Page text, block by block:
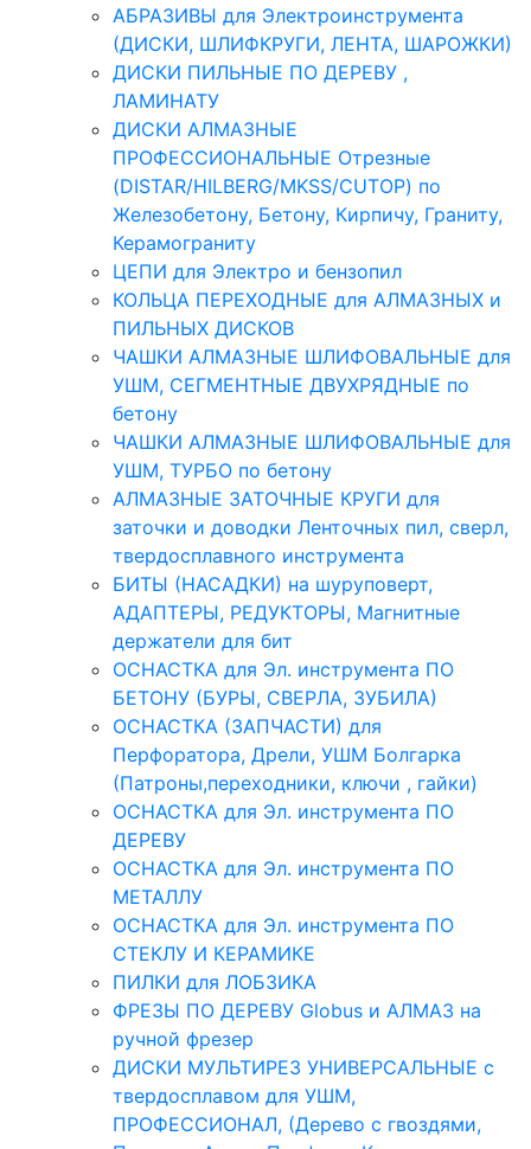
АБРАЗИВЫ для Электроинструмента
(ДИСКИ, ШЛИФКРУГИ, ЛЕНТА, ШАРОЖКИ)
ДИСКИ ПИЛЬНЫЕ ПО ДЕРЕВУ ,
ЛАМИНАТУ
ДИСКИ АЛМАЗНЫЕ
ПРОФЕССИОНАЛЬНЫЕ Отрезные
(DISTAR/HILBERG/MKSS/CUTOP) по
Железобетону, Бетону, Кирпичу, Граниту,
Керамограниту
ЦЕПИ для Электро и бензопил
КОЛЬЦА ПЕРЕХОДНЫЕ для АЛМАЗНЫХ и
ПИЛЬНЫХ ДИСКОВ
ЧАШКИ АЛМАЗНЫЕ ШЛИФОВАЛЬНЫЕ для
УШМ, СЕГМЕНТНЫЕ ДВУХРЯДНЫЕ по
бетону
ЧАШКИ АЛМАЗНЫЕ ШЛИФОВАЛЬНЫЕ для
УШМ, ТУРБО по бетону
АЛМАЗНЫЕ ЗАТОЧНЫЕ КРУГИ для
заточки и доводки Ленточных пил, сверл,
твердосплавного инструмента
БИТЫ (НАСАДКИ) на шуруповерт,
АДАПТЕРЫ, РЕДУКТОРЫ, Магнитные
держатели для бит
ОСНАСТКА для Эл. инструмента ПО
БЕТОНУ (БУРЫ, СВЕРЛА, ЗУБИЛА)
ОСНАСТКА (ЗАПЧАСТИ) для
Перфоратора, Дрели, УШМ Болгарка
(Патроны,переходники, ключи , гайки)
ОСНАСТКА для Эл. инструмента ПО
ДЕРЕВУ
ОСНАСТКА для Эл. инструмента ПО
МЕТАЛЛУ
ОСНАСТКА для Эл. инструмента ПО
СТЕКЛУ И КЕРАМИКЕ
ПИЛКИ для ЛОБЗИКА
ФРЕЗЫ ПО ДЕРЕВУ Globus и АЛМАЗ на
ручной фрезер
ДИСКИ МУЛЬТИРЕЗ УНИВЕРСАЛЬНЫЕ с
твердосплавом для УШМ,
ПРОФЕССИОНАЛ, (Дерево с гвоздями,